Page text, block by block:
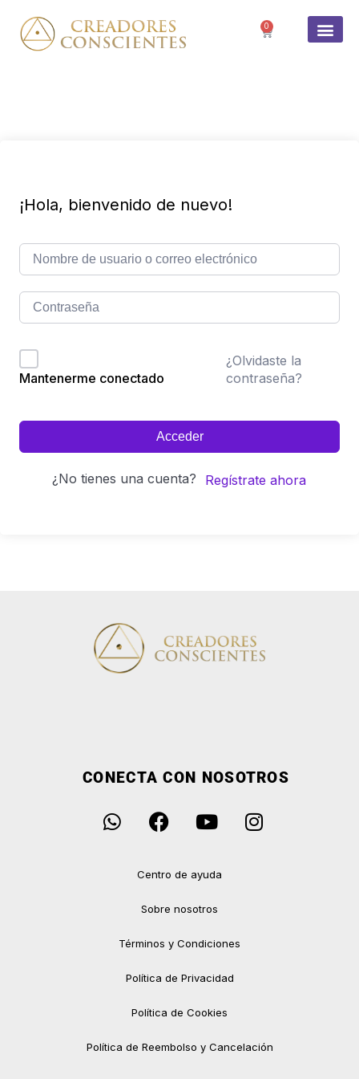
0
¡Hola, bienvenido de nuevo!
Mantenerme conectado
¿Olvidaste la
contraseña?
Acceder
¿No tienes una cuenta? Regístrate ahora
CONECTA CON NOSOTROS
Centro de ayuda
Sobre nosotros
Términos y Condiciones
Política de Privacidad
Política de Cookies
Política de Reembolso y Cancelación